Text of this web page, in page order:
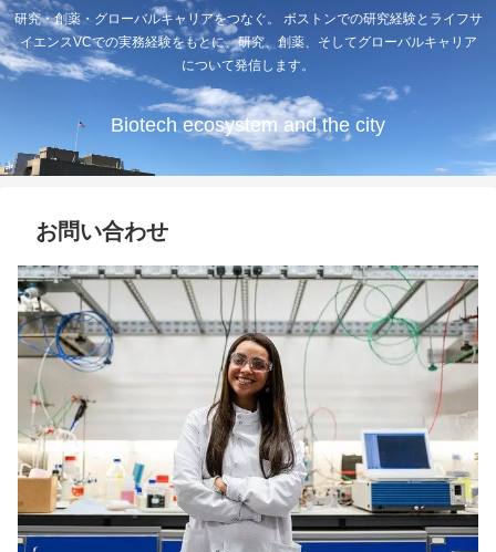
研究・創薬・グローバルキャリアをつなぐ。 ボストンでの研究経験とライフサ
イエンスVCでの実務経験をもとに、研究、創薬、そしてグローバルキャリア
について発信します。
Biotech ecosystem and the city
お問い合わせ